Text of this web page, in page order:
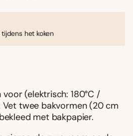
het koken
(elektrisch: 180°C /
Vet twee bakvormen (20 cm
met bakpapier.